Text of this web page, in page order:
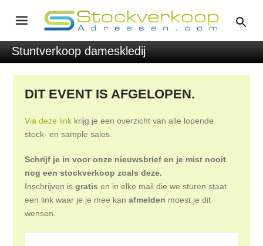
Stuntverkoop dameskledij
DIT EVENT IS AFGELOPEN.
Via deze link krijg je een overzicht van alle lopende
stock- en sample sales.
Schrijf je in voor onze nieuwsbrief en je mist nooit
nog een stockverkoop zoals deze.
Inschrijven isgratis en in elke mail die we sturen staat
een link waar je je mee kanafmelden moest je dit
wensen.